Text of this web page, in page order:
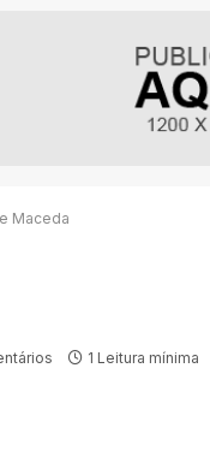
Maceda
1 Leitura mínima